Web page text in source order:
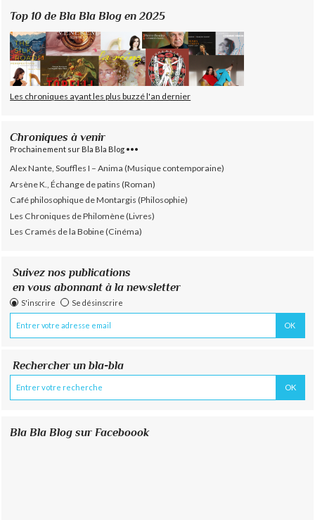
Top 10 de Bla Bla Blog en 2025
Les chroniques ayant les plus buzzé l'an dernier
Chroniques à venir
Prochainement sur Bla Bla Blog •••
Alex Nante, Souffles I – Anima (Musique contemporaine)
Arsène K., Échange de patins (Roman)
Café philosophique de Montargis (Philosophie)
Les Chroniques de Philomène (Livres)
Les Cramés de la Bobine (Cinéma)
Suivez nos publications
en vous abonnant à la newsletter
S'inscrire Se désinscrire
Rechercher un bla-bla
Bla Bla Blog sur Faceboook